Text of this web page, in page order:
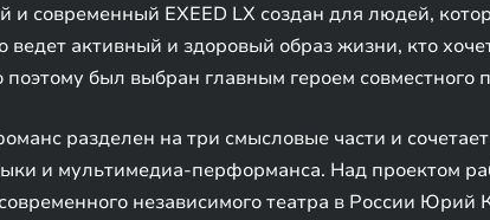
и современный EXEED LX создан для людей,
ведет активный и здоровый образ жизни, кто
был выбран главным героем совместного
разделен на три смысловые части и
и мультимедиа-перформанса. Над проектом
независимого театра в России Юрий